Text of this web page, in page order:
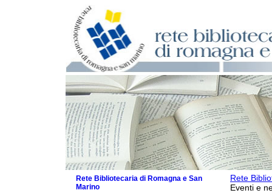
Rete
Eventi e
Rete Bibliotecaria di Romagna e San
Marino